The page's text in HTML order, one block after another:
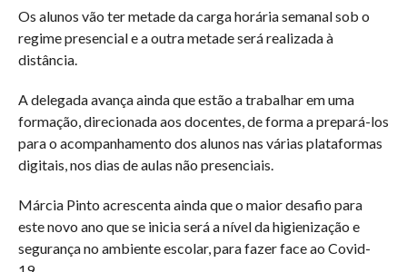
Os alunos vão ter metade da carga horária semanal sob o
regime presencial e a outra metade será realizada à
distância.
A delegada avança ainda que estão a trabalhar em uma
formação, direcionada aos docentes, de forma a prepará-los
para o acompanhamento dos alunos nas várias plataformas
digitais, nos dias de aulas não presenciais.
Márcia Pinto acrescenta ainda que o maior desafio para
este novo ano que se inicia será a nível da higienização e
segurança no ambiente escolar, para fazer face ao Covid-